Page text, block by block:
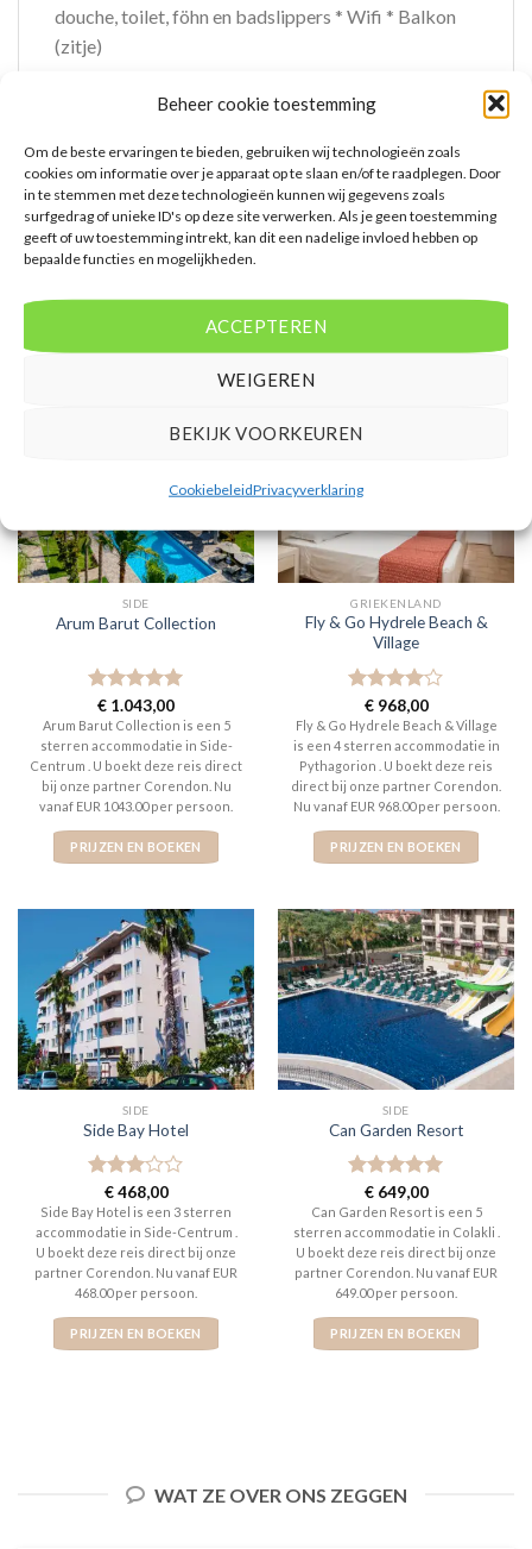
Beheer cookie toestemming
Om de beste ervaringen te bieden, gebruiken wij technologieën zoals
cookies om informatie over je apparaat op te slaan en/of te raadplegen. Door
in te stemmen met deze technologieën kunnen wij gegevens zoals
surfgedrag of unieke ID's op deze site verwerken. Als je geen toestemming
geeft of uw toestemming intrekt, kan dit een nadelige invloed hebben op
bepaalde functies en mogelijkheden.
ACCEPTEREN
WEIGEREN
BEKIJK VOORKEUREN
CookiebeleidPrivacyverklaring
douche, toilet, föhn en badslippers * Wifi * Balkon
(zitje)
Extra informatie
Mensen beoordelen deze reis met een 6,5
Vertrek vanaf RTM
SIDE
Arum Barut Collection
Gewaardeerd
5uit 5
€ 1.043,00
Arum Barut Collection is een 5
sterren accommodatie in Side-
Centrum . U boekt deze reis direct
bij onze partner Corendon. Nu
vanaf EUR 1043.00 per persoon.
PRIJZEN EN BOEKEN
GRIEKENLAND
Fly & Go Hydrele Beach &
Village
Gewaardeerd
4uit 5
€968,00
Fly & Go Hydrele Beach & Village
is een 4 sterren accommodatie in
Pythagorion . U boekt deze reis
direct bij onze partner Corendon.
Nu vanaf EUR 968.00 per persoon.
PRIJZEN EN BOEKEN
SIDE
Side Bay Hotel
Gewaardeerd
3uit 5
€468,00
Side Bay Hotel is een 3 sterren
accommodatie in Side-Centrum .
U boekt deze reis direct bij onze
partner Corendon. Nu vanaf EUR
468.00 per persoon.
PRIJZEN EN BOEKEN
SIDE
Can Garden Resort
Gewaardeerd
5uit 5
€649,00
Can Garden Resort is een 5
sterren accommodatie in Colakli .
U boekt deze reis direct bij onze
partner Corendon. Nu vanaf EUR
649.00 per persoon.
PRIJZEN EN BOEKEN
WAT ZE OVER ONS ZEGGEN